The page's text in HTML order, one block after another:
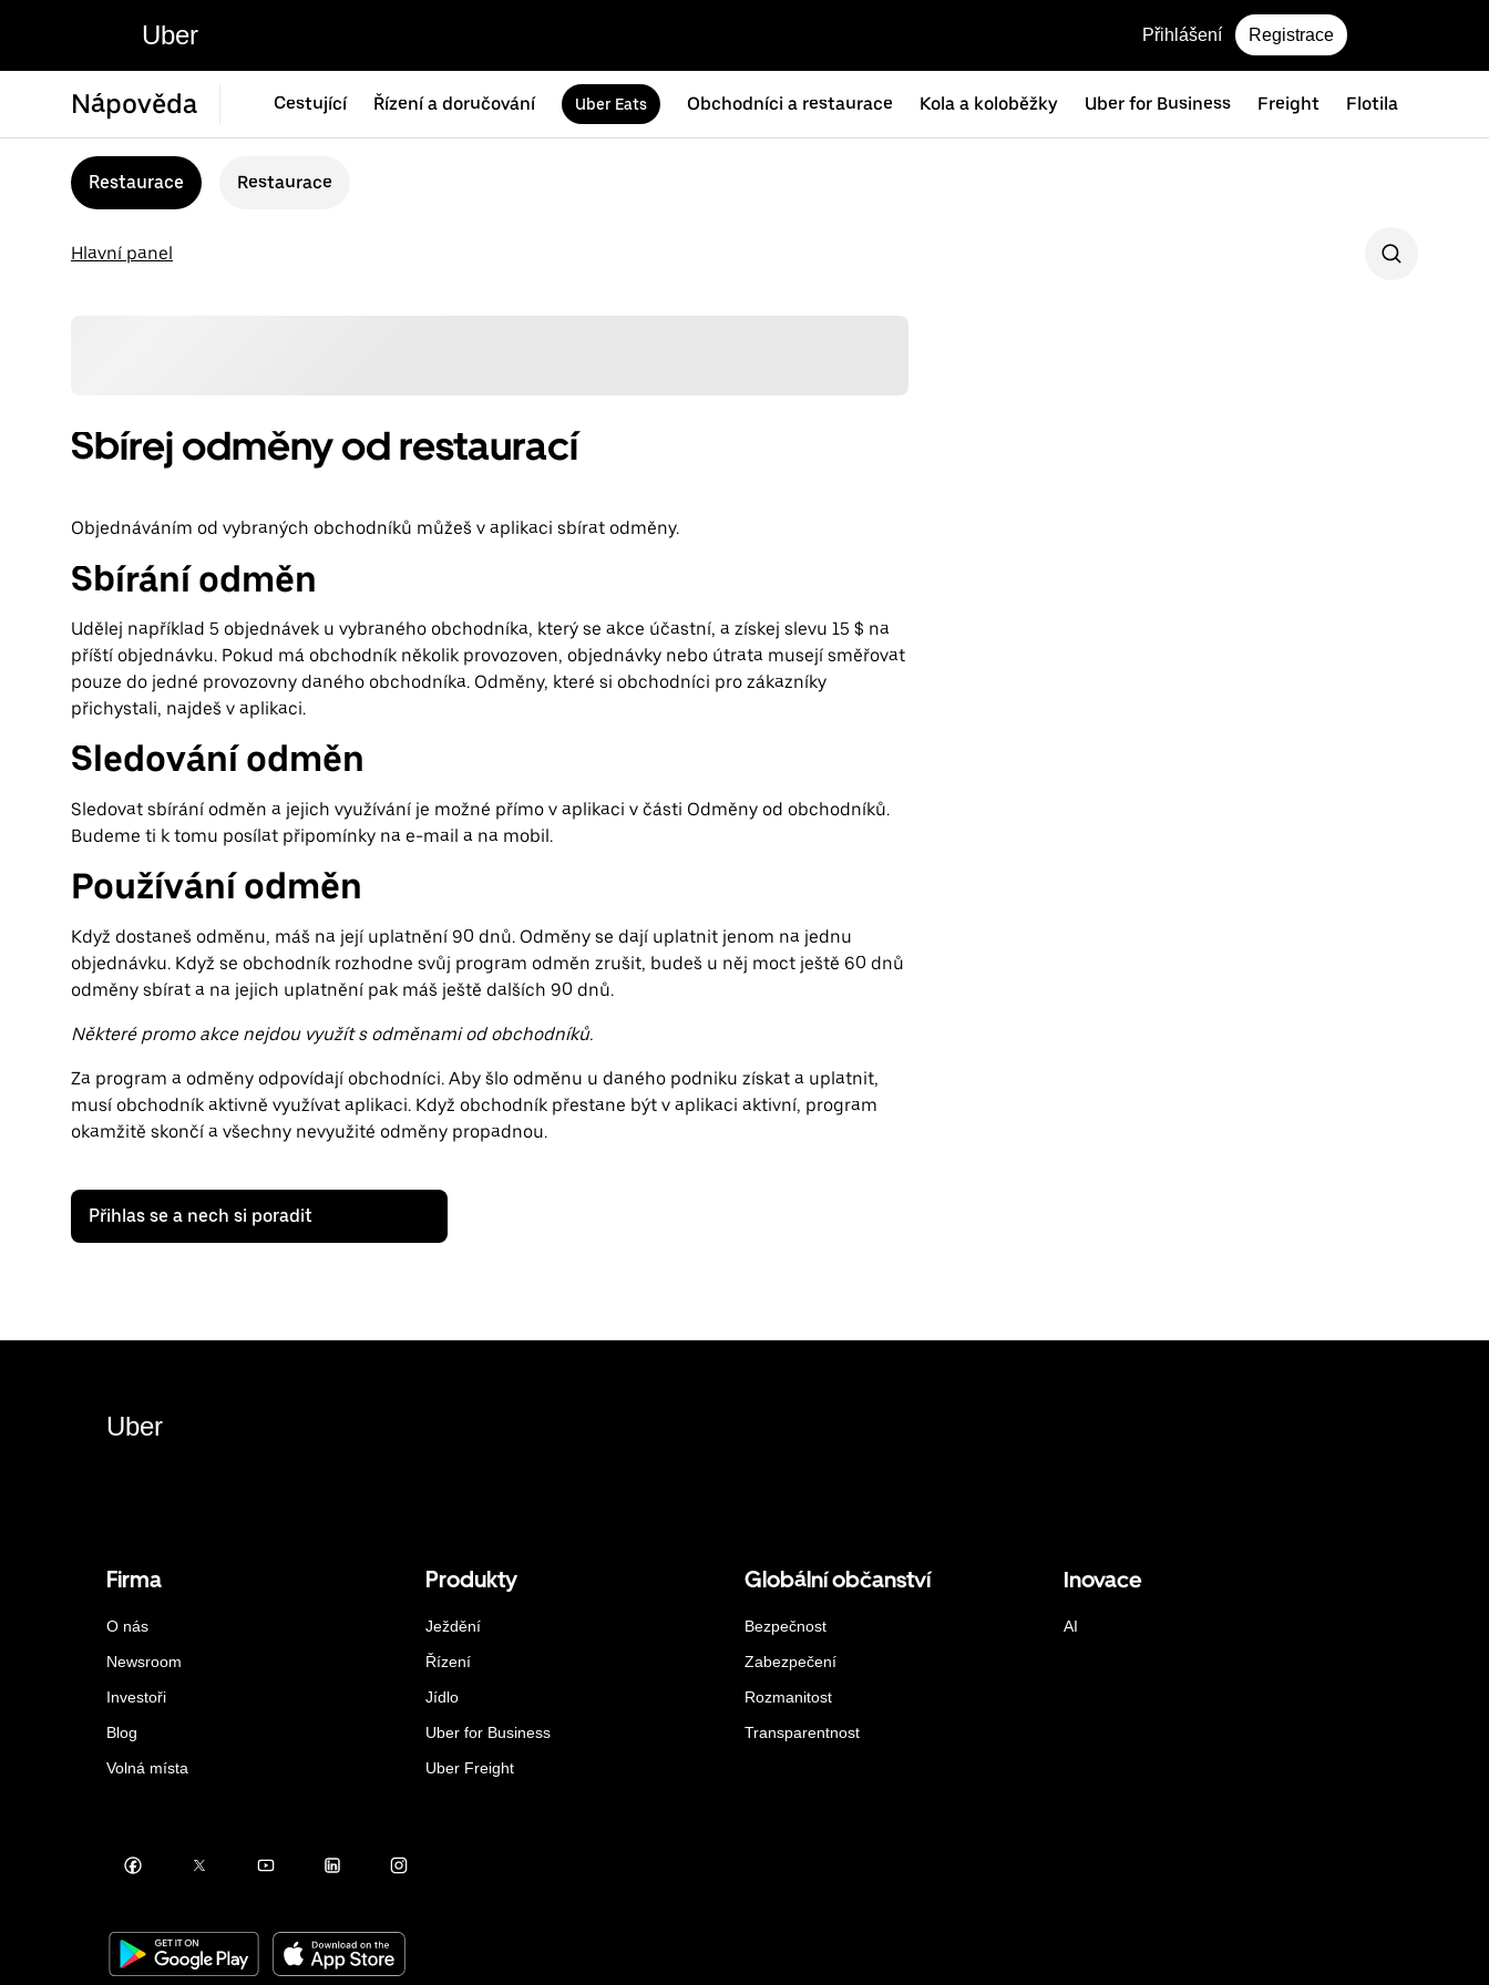
Uber Přihlášení Registrace
Nápověda Cestující Řízení a doručování Uber Eats Obchodníci a restaurace Kola a koloběžky Uber for Business Freight Flotila
Restaurace Restaurace
Hlavní panel
Sbírej odměny od restaurací
Objednáváním od vybraných obchodníků můžeš v aplikaci sbírat odměny.
Sbírání odměn
Udělej například 5 objednávek u vybraného obchodníka, který se akce účastní, a získej slevu 15 $ na
příští objednávku. Pokud má obchodník několik provozoven, objednávky nebo útrata musejí směřovat
pouze do jedné provozovny daného obchodníka. Odměny, které si obchodníci pro zákazníky
přichystali, najdeš v aplikaci.
Sledování odměn
Sledovat sbírání odměn a jejich využívání je možné přímo v aplikaci v části Odměny od obchodníků.
Budeme ti k tomu posílat připomínky na e-mail a na mobil.
Používání odměn
Když dostaneš odměnu, máš na její uplatnění 90 dnů. Odměny se dají uplatnit jenom na jednu
objednávku. Když se obchodník rozhodne svůj program odměn zrušit, budeš u něj moct ještě 60 dnů
odměny sbírat a na jejich uplatnění pak máš ještě dalších 90 dnů.
Některé promo akce nejdou využít s odměnami od obchodníků.
Za program a odměny odpovídají obchodníci. Aby šlo odměnu u daného podniku získat a uplatnit,
musí obchodník aktivně využívat aplikaci. Když obchodník přestane být v aplikaci aktivní, program
okamžitě skončí a všechny nevyužité odměny propadnou.
Přihlas se a nech si poradit
Uber
Firma
O nás
Newsroom
Investoři
Blog
Volná místa
Produkty
Ježdění
Řízení
Jídlo
Uber for Business
Uber Freight
Globální občanství
Bezpečnost
Zabezpečení
Rozmanitost
Transparentnost
Inovace
AI